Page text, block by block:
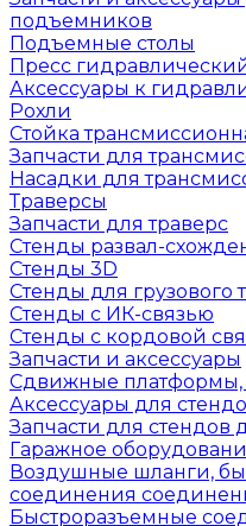
подъемников
Подъемные столы
Пресс
Аксессуары к
Рохли
Стойка
Запчасти для
Насадки для
Траверсы
Запчасти для траверс
Стенды развал-
Стенды 3D
Стенды для грузового
Стенды с ИК-связью
Стенды с кордовой
Запчасти и аксессуары
Сдвижные платформы,
Аксессуары для
Запчасти для стендов
Гаражное
Воздушные шланги,
соединения
Быстроразъемные